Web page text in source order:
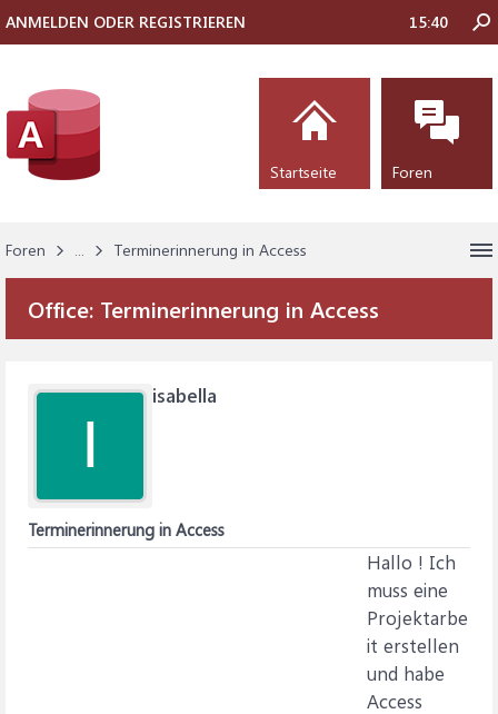
Foren ... Terminerinnerung in Access
Office: Terminerinnerung in Access
I
isabella
Terminerinnerung in Access
Hallo ! Ich
muss eine
Projektarbe
it erstellen
und habe
Access
ANMELDEN ODER REGISTRIEREN 15:40
Startseite Foren